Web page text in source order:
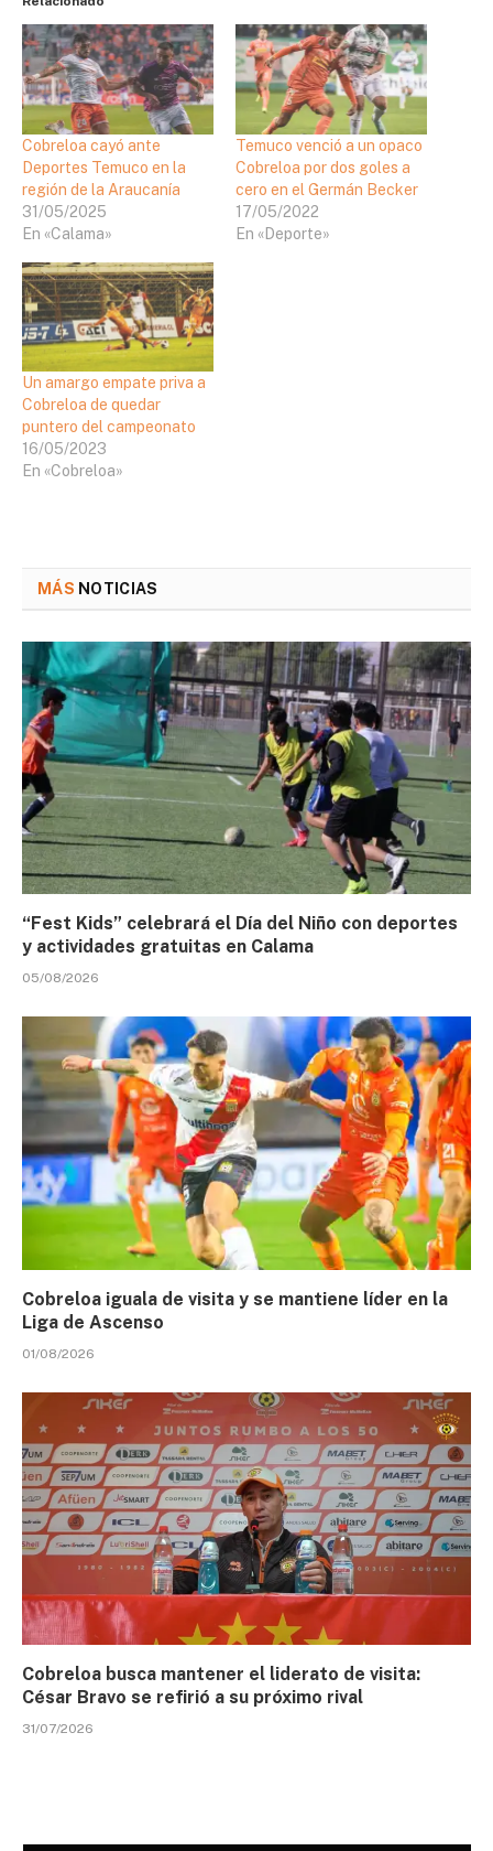
Cobreloa cayó ante
Deportes Temuco en la
región de la Araucanía
31/05/2025
En «Calama»
Temuco venció a un opaco
Cobreloa por dos goles a
cero en el Germán Becker
17/05/2022
En «Deporte»
Un amargo empate priva a
Cobreloa de quedar
puntero del campeonato
16/05/2023
En «Cobreloa»
MÁS NOTICIAS
“Fest Kids” celebrará el Día del Niño con deportes
y actividades gratuitas en Calama
05/08/2026
Cobreloa iguala de visita y se mantiene líder en la
Liga de Ascenso
01/08/2026
Cobreloa busca mantener el liderato de visita:
César Bravo se refirió a su próximo rival
31/07/2026